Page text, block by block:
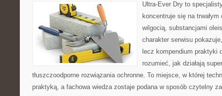
Ultra-Ever Dry to
koncentruje się na trwałym
wilgocią, substancjami
charakter serwisu
lecz kompendium praktyki
rozumieć, jak działają
tłuszczoodporne rozwiązania ochronne. To miejsce, w której
praktyką, a fachowa wiedza zostaje podana w sposób czytelny